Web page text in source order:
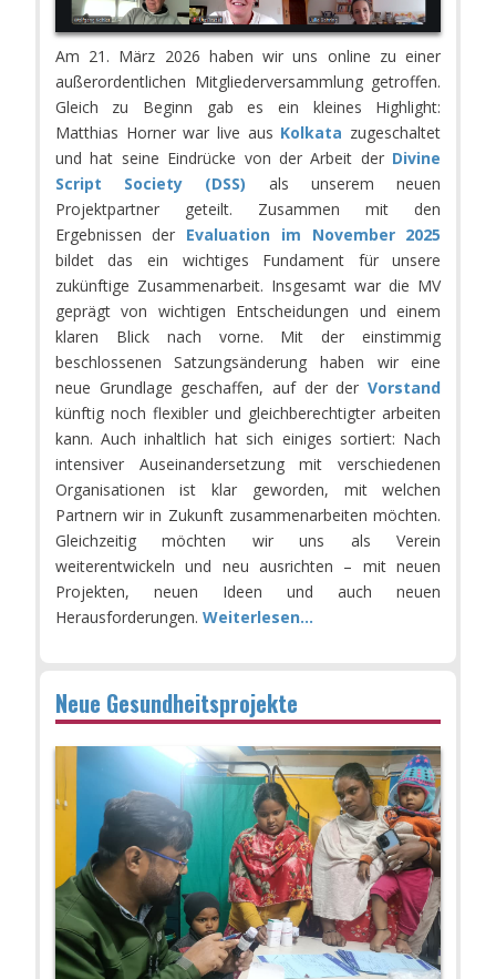
Am 21. März 2026 haben wir uns online zu einer
außerordentlichen Mitgliederversammlung getroffen.
Gleich zu Beginn gab es ein kleines Highlight:
Matthias Horner war live aus Kolkata zugeschaltet
und hat seine Eindrücke von der Arbeit der Divine
Script Society (DSS) als unserem neuen
Projektpartner geteilt. Zusammen mit den
Ergebnissen der Evaluation im November 2025
bildet das ein wichtiges Fundament für unsere
zukünftige Zusammenarbeit. Insgesamt war die MV
geprägt von wichtigen Entscheidungen und einem
klaren Blick nach vorne. Mit der einstimmig
beschlossenen Satzungsänderung haben wir eine
neue Grundlage geschaffen, auf der derVorstand
künftig noch flexibler und gleichberechtigter arbeiten
kann. Auch inhaltlich hat sich einiges sortiert: Nach
intensiver Auseinandersetzung mit verschiedenen
Organisationen ist klar geworden, mit welchen
Partnern wir in Zukunft zusammenarbeiten möchten.
Gleichzeitig möchten wir uns als Verein
weiterentwickeln und neu ausrichten – mit neuen
Projekten, neuen Ideen und auch neuen
Herausforderungen. Weiterlesen...
Neue Gesundheitsprojekte